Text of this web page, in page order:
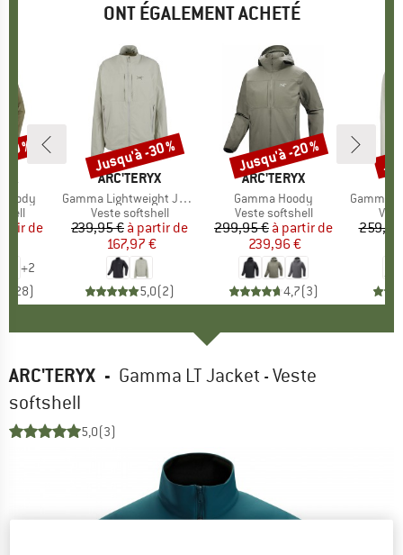
ONT ÉGALEMENT ACHETÉ
réduit
de
+2
28)
%
MARQUE
ARC'TERYX
Article
Gamma Lightweight Jacket
Product group
Veste softshell
Prix
239,95 € Prix réduit
à partir de
167,97 €
5,0(2)
Remise
Jusqu'à -30 %
MARQUE
ARC'TERYX
Article
Gamma Hoody
Product group
Veste softshell
Prix
299,95 € Prix réduit
à partir de
239,96 €
4,7(3)
Remise
Jusqu'à -20 %
Article
Gamma
ARC'TERYX - Gamma LT Jacket - Veste
softshell
5,0(3)